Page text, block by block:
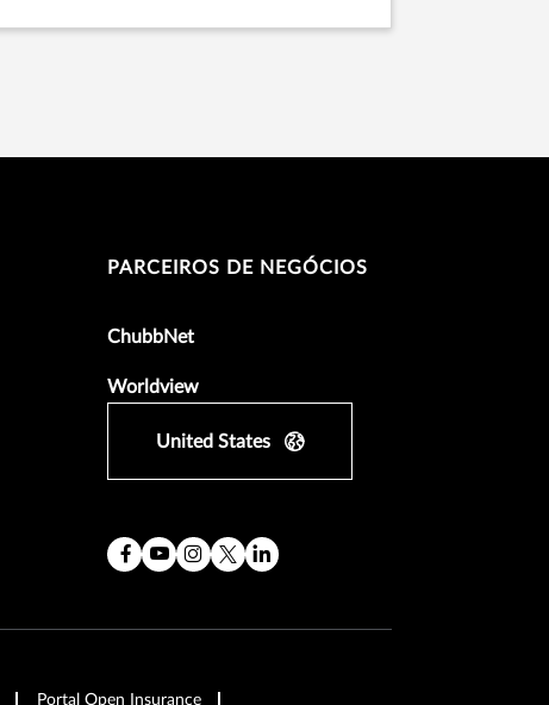
PARCEIROS DE NEGÓCIOS
ChubbNet
Worldview
United States
Portal Open Insurance